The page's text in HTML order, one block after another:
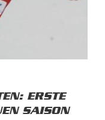
ERSTE
SAISON